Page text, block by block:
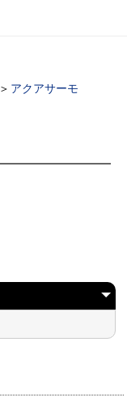
＞ アクアサーモ